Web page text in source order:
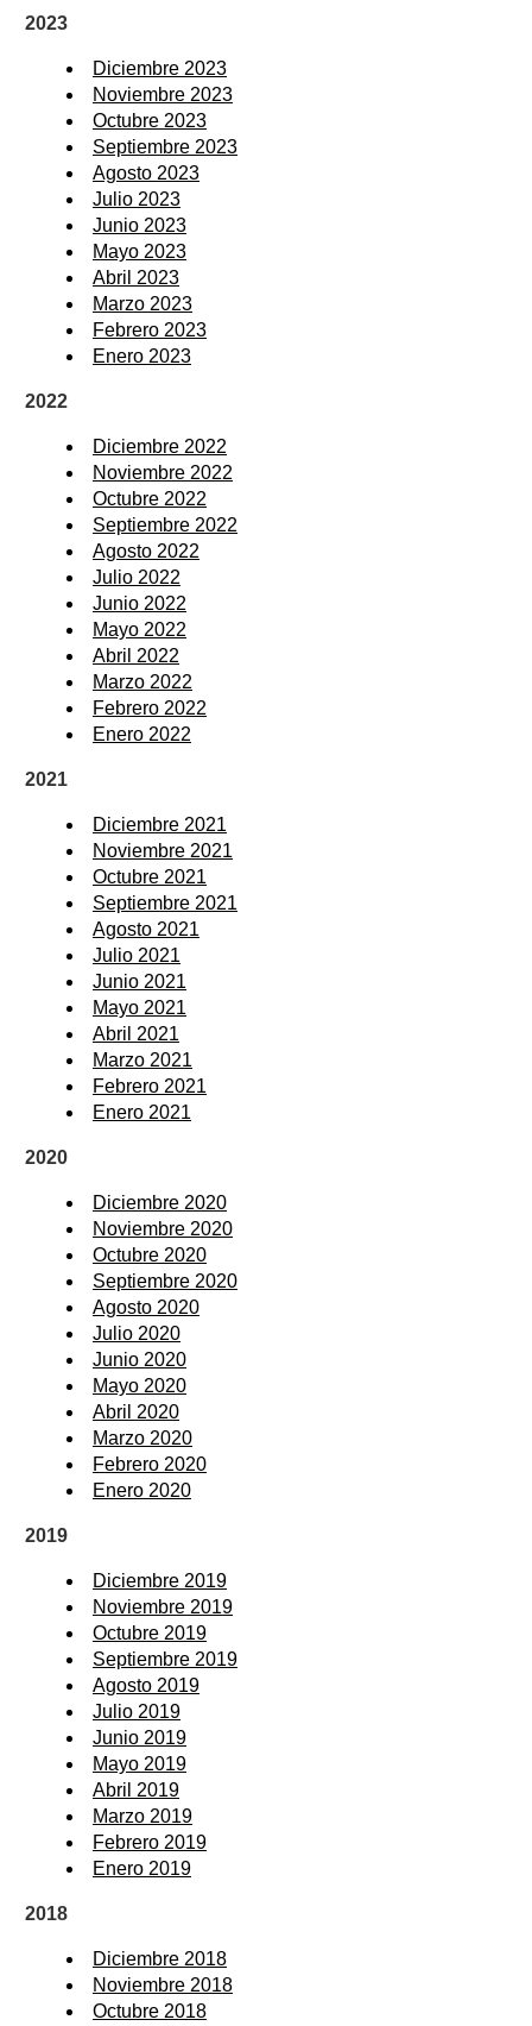
2023
Diciembre 2023
Noviembre 2023
Octubre 2023
Septiembre 2023
Agosto 2023
Julio 2023
Junio 2023
Mayo 2023
Abril 2023
Marzo 2023
Febrero 2023
Enero 2023
2022
Diciembre 2022
Noviembre 2022
Octubre 2022
Septiembre 2022
Agosto 2022
Julio 2022
Junio 2022
Mayo 2022
Abril 2022
Marzo 2022
Febrero 2022
Enero 2022
2021
Diciembre 2021
Noviembre 2021
Octubre 2021
Septiembre 2021
Agosto 2021
Julio 2021
Junio 2021
Mayo 2021
Abril 2021
Marzo 2021
Febrero 2021
Enero 2021
2020
Diciembre 2020
Noviembre 2020
Octubre 2020
Septiembre 2020
Agosto 2020
Julio 2020
Junio 2020
Mayo 2020
Abril 2020
Marzo 2020
Febrero 2020
Enero 2020
2019
Diciembre 2019
Noviembre 2019
Octubre 2019
Septiembre 2019
Agosto 2019
Julio 2019
Junio 2019
Mayo 2019
Abril 2019
Marzo 2019
Febrero 2019
Enero 2019
2018
Diciembre 2018
Noviembre 2018
Octubre 2018